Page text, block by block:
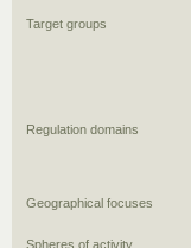
Target groups
Regulation domains
Geographical focuses
Spheres of activity